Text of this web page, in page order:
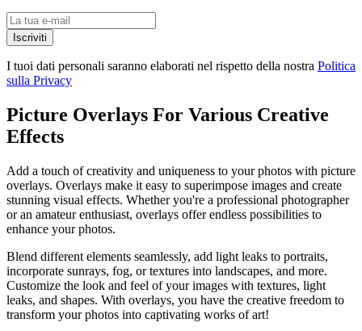
Iscriviti
I tuoi dati personali saranno elaborati nel rispetto della nostra Politica
sulla Privacy
Picture Overlays For Various Creative
Effects
Add a touch of creativity and uniqueness to your photos with picture
overlays. Overlays make it easy to superimpose images and create
stunning visual effects. Whether you're a professional photographer
or an amateur enthusiast, overlays offer endless possibilities to
enhance your photos.
Blend different elements seamlessly, add light leaks to portraits,
incorporate sunrays, fog, or textures into landscapes, and more.
Customize the look and feel of your images with textures, light
leaks, and shapes. With overlays, you have the creative freedom to
transform your photos into captivating works of art!